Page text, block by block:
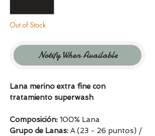
Out of Stock
Notify When Available
Lana merino extra fine con
tratamiento superwash
Composición: 100% Lana
Grupo de Lanas: A (23 - 26 puntos) /